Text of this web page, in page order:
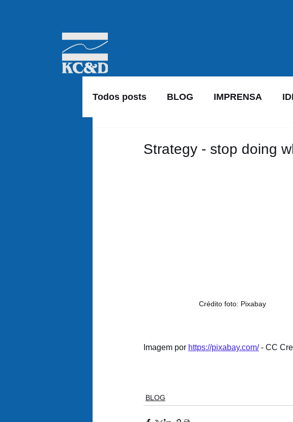
Todos posts BLOG IMPRENSA
Strategy - stop doing
Crédito foto: Pixabay
Imagem por https://pixabay.com/ - CC
BLOG